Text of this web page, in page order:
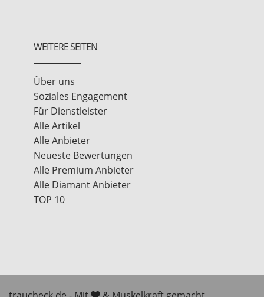
WEITERE SEITEN
Über uns
Soziales Engagement
Für Dienstleister
Alle Artikel
Alle Anbieter
Neueste Bewertungen
Alle Premium Anbieter
Alle Diamant Anbieter
TOP 10